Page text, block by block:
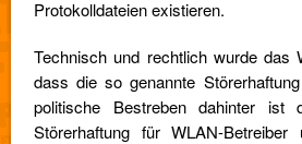
Protokolldateien existieren.
Technisch und rechtlich wurde das
dass die so genannte
politische Bestreben dahinter ist
Störerhaftung für WLAN-